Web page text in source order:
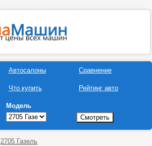
Автосалоны
Что купить
Сравнение
Рейтинг авто
Модель
2705 Газель